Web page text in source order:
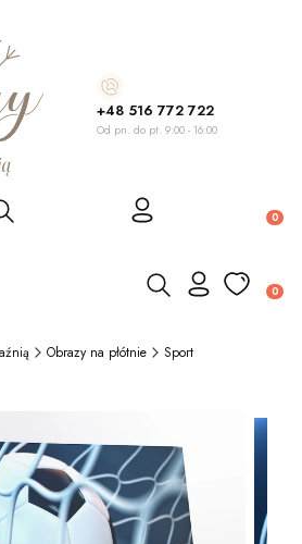
+48 516 772 722
Od pn. do pt. 9:00 - 16:00
Otwórz wyszukiwarkę
Otwórz wyszukiwarkę
Obrazy na płótnie Sport